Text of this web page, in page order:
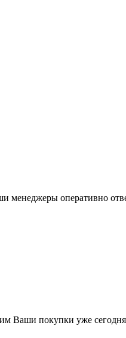
менеджеры оперативно
Ваши покупки уже